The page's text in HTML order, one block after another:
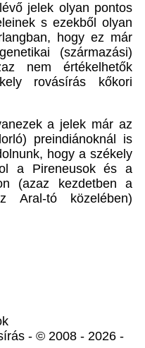
jelek olyan pontos
s ezekből olyan
hogy ez már
(származási)
nem értékelhetők
rovásírás kőkori
a jelek már az
preindiánoknál is
hogy a székely
a Pireneusok és a
(azaz kezdetben a
Aral-tó közelében)
- © 2008 - 2026 -